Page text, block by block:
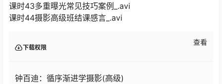
课时43多重曝光常见技巧案例_.avi
课时44摄影高级班结课感言_.avi
下载权限
查看
钟百迪：循序渐进学摄影(高级)